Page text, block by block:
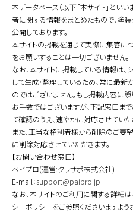
本データベース（以下「本サイト」とい
者に関する情報をまとめたもので、塗
公開しております。
本サイトの掲載を通じて実際に集客に
をお願いすることは一切ございません。
なお、本サイトに掲載している情報は
して生成・整理しているため、常に最
のではございません。もし掲載内容に
お手数ではございますが、下記窓口ま
て確認のうえ、速やかに対応させていた
また、正当な権利者様から削除のご要
に削除対応させていただきます。
【お問い合わせ窓口】
ペイプロ(運営:クラサポ株式会社)
E-mail：support@paipro.jp
なお、本サイトのご利用に関する詳細
シーポリシーをご参照くださいますよう